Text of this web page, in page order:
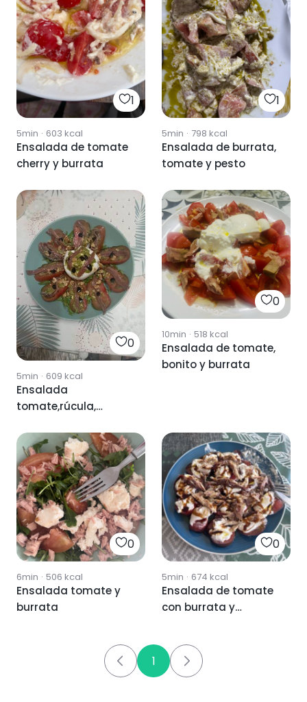
1
5min · 603 kcal
Ensalada de tomate
cherry y burrata
1
5min · 798 kcal
Ensalada de burrata,
tomate y pesto
0
5min · 609 kcal
Ensalada
tomate,rúcula,
0
10min · 518 kcal
Ensalada de tomate,
bonito y burrata
0
6min · 506 kcal
Ensalada tomate y
burrata
0
5min · 674 kcal
Ensalada de tomate
con burrata y
1